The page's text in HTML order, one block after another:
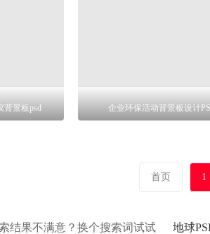
景板psd 企业环保活动背景板设计
首页 1
结果不满意？换个搜索词试试 地球